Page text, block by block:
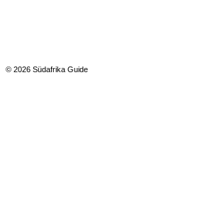
© 2026 Südafrika Guide